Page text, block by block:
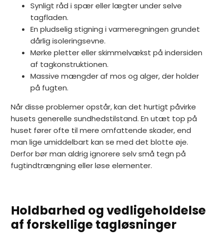
Synligt råd i spær eller lægter under selve
tagfladen.
En pludselig stigning i varmeregningen grundet
dårlig isoleringsevne.
Mørke pletter eller skimmelvækst på indersiden
af tagkonstruktionen.
Massive mængder af mos og alger, der holder
på fugten.
Når disse problemer opstår, kan det hurtigt påvirke
husets generelle sundhedstilstand. En utæt top på
huset fører ofte til mere omfattende skader, end
man lige umiddelbart kan se med det blotte øje.
Derfor bør man aldrig ignorere selv små tegn på
fugtindtrængning eller løse elementer.
Holdbarhed og vedligeholdelse
af forskellige tagløsninger